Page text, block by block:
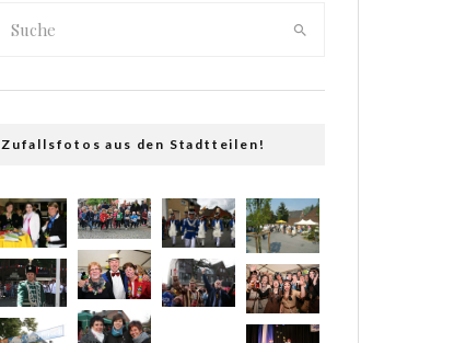
Zufallsfotos aus den Stadtteilen!